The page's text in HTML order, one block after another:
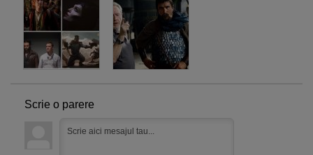
Scrie o parere